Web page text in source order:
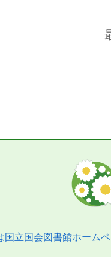
国立国会図書館ホーム